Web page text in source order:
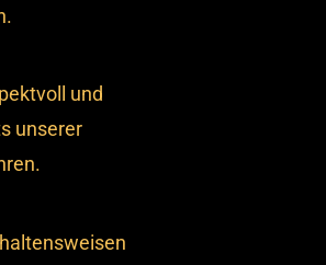
und
unserer